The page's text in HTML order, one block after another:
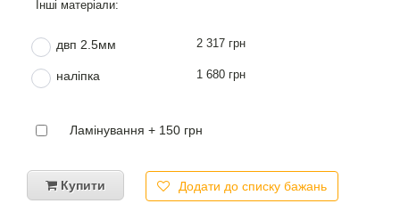
двп 2.5мм 2 317 грн
наліпка 1 680 грн
Ламінування + 150 грн
Купити Додати до списку бажань